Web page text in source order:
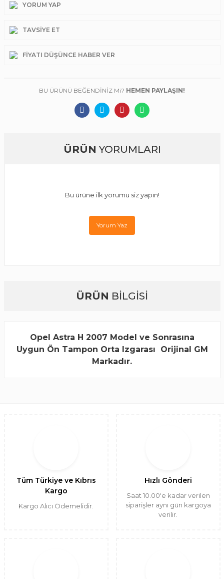
YORUM YAP
TAVSIYE ET
FIYATI DÜŞÜNCE HABER VER
BU ÜRÜNÜ BEĞENDİNİZ Mi? HEMEN PAYLAŞIN!
ÜRÜN YORUMLARI
Bu ürüne ilk yorumu siz yapın!
Yorum Yaz
ÜRÜN BİLGİSİ
Opel Astra H 2007 Model ve Sonrasına
Uygun Ön Tampon Orta Izgarası Orijinal GM
Markadır.
Tüm Türkiye ve Kıbrıs
Kargo
Kargo Alıcı Ödemelidir.
Hızlı Gönderi
Saat 10.00'e kadar verilen
siparişler aynı gün kargoya
verilir.